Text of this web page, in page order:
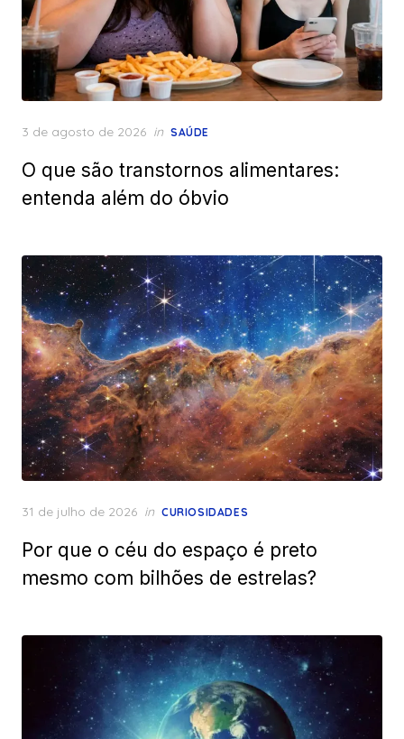
Posted
3 de agosto de 2026 in SAÚDE
O que são transtornos alimentares:
entenda além do óbvio
Posted
31 de julho de 2026 in CURIOSIDADES
Por que o céu do espaço é preto
mesmo com bilhões de estrelas?